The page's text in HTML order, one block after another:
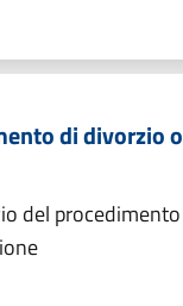
di divorzio o
del procedimento